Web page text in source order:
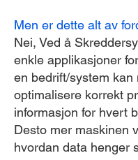
Men er dette alt av
Nei, Ved å
enkle applikasjoner
en bedrift/system kan
optimalisere korrekt
informasjon for hvert
Desto mer maskinen
hvordan data henger